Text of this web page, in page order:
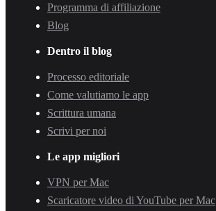
Programma di affiliazione
Blog
Dentro il blog
Processo editoriale
Come valutiamo le app
Scrittura umana
Scrivi per noi
Le app migliori
VPN per Mac
Scaricatore video di YouTube per Mac